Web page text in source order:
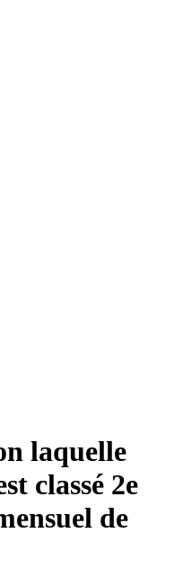
laquelle
classé 2e
de